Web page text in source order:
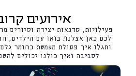
אירועים
פעילויות, סדנאות יצירה וסיורים
לכם כאן אצלנו! בואו עם הילדים,
ותגלו איך פסולת משמשת כחומר
לסביבה ואיך כולנו יכולים